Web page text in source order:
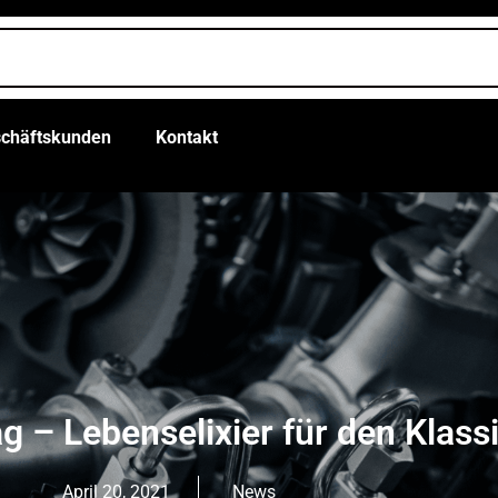
Kontakt
– Lebenselixier für den
April 20, 2021 News